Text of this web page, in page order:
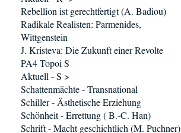
Rebellion ist gerechtfertigt (A. Badiou)
Radikale Realisten: Parmenides,
Wittgenstein
J. Kristeva: Die Zukunft einer Revolte
PA4 Topoi S
Aktuell - S >
Schattenmächte - Transnational
Schiller - Ästhetische Erziehung
Schönheit - Errettung ( B.-C. Han)
Schrift - Macht geschichtlich (M. Puchner)